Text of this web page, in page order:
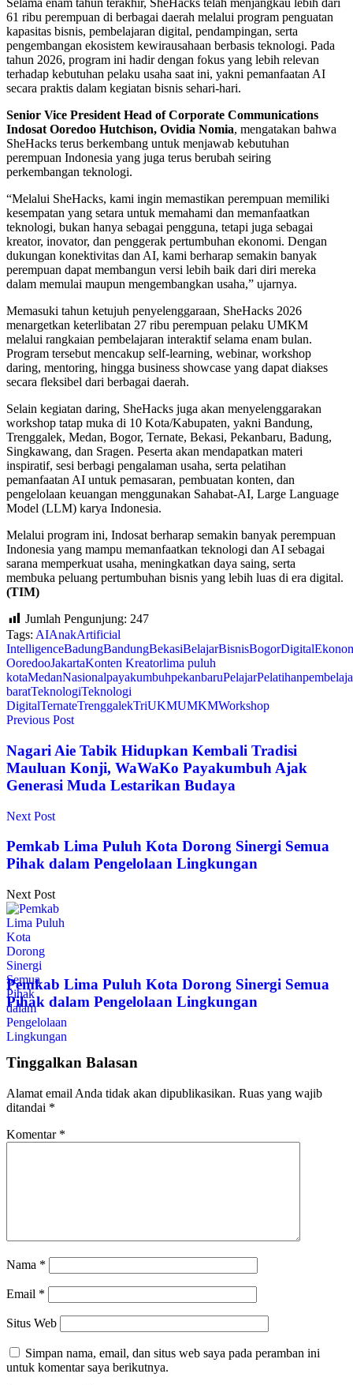
61 ribu perempuan di berbagai daerah melalui program penguatan
kapasitas bisnis, pembelajaran digital, pendampingan, serta
pengembangan ekosistem kewirausahaan berbasis teknologi. Pada
tahun 2026, program ini hadir dengan fokus yang lebih relevan
terhadap kebutuhan pelaku usaha saat ini, yakni pemanfaatan AI
secara praktis dalam kegiatan bisnis sehari-hari.
Senior Vice President Head of Corporate Communications
Indosat Ooredoo Hutchison, Ovidia Nomia, mengatakan bahwa
SheHacks terus berkembang untuk menjawab kebutuhan
perempuan Indonesia yang juga terus berubah seiring
perkembangan teknologi.
“Melalui SheHacks, kami ingin memastikan perempuan memiliki
kesempatan yang setara untuk memahami dan memanfaatkan
teknologi, bukan hanya sebagai pengguna, tetapi juga sebagai
kreator, inovator, dan penggerak pertumbuhan ekonomi. Dengan
dukungan konektivitas dan AI, kami berharap semakin banyak
perempuan dapat membangun versi lebih baik dari diri mereka
dalam memulai maupun mengembangkan usaha,” ujarnya.
Memasuki tahun ketujuh penyelenggaraan, SheHacks 2026
menargetkan keterlibatan 27 ribu perempuan pelaku UMKM
melalui rangkaian pembelajaran interaktif selama enam bulan.
Program tersebut mencakup self-learning, webinar, workshop
daring, mentoring, hingga business showcase yang dapat diakses
secara fleksibel dari berbagai daerah.
Selain kegiatan daring, SheHacks juga akan menyelenggarakan
workshop tatap muka di 10 Kota/Kabupaten, yakni Bandung,
Trenggalek, Medan, Bogor, Ternate, Bekasi, Pekanbaru, Badung,
Singkawang, dan Sragen. Peserta akan mendapatkan materi
inspiratif, sesi berbagi pengalaman usaha, serta pelatihan
pemanfaatan AI untuk pemasaran, pembuatan konten, dan
pengelolaan keuangan menggunakan Sahabat-AI, Large Language
Model (LLM) karya Indonesia.
Melalui program ini, Indosat berharap semakin banyak perempuan
Indonesia yang mampu memanfaatkan teknologi dan AI sebagai
sarana memperkuat usaha, meningkatkan daya saing, serta
membuka peluang pertumbuhan bisnis yang lebih luas di era digital.
(TIM)
Jumlah Pengunjung: 247
Tags: AIAnakArtificial
IntelligenceBadungBandungBekasiBelajarBisnisBogorDigital
OoredooJakartaKonten Kreatorlima puluh
kotaMedanNasionalpayakumbuhpekanbaruPelajarPelatihan
baratTeknologiTeknologi
DigitalTernateTrenggalekTriUKMUMKMWorkshop
Previous Post
Nagari Aie Tabik Hidupkan Kembali Tradisi
Mauluan Konji, WaWaKo Payakumbuh Ajak
Generasi Muda Lestarikan Budaya
Next Post
Pemkab Lima Puluh Kota Dorong Sinergi Semua
Pihak dalam Pengelolaan Lingkungan
Next Post
Pemkab Lima Puluh Kota Dorong Sinergi Semua
Pihak dalam Pengelolaan Lingkungan
Tinggalkan Balasan
Alamat email Anda tidak akan dipublikasikan. Ruas yang wajib
ditandai *
Komentar *
Nama *
Email *
Situs Web
Simpan nama, email, dan situs web saya pada peramban ini
untuk komentar saya berikutnya.